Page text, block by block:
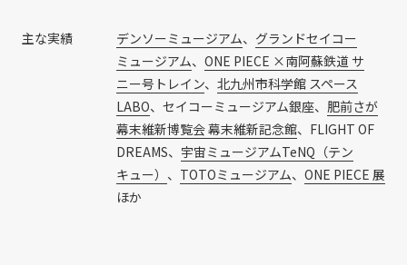
主な実績 デンソーミュージアム、 グランドセイコー
ミュージアム、 ONE PIECE ×南阿蘇鉄道 サ
ニー号トレイン、 北九州市科学館 スペース
LABO、セイコーミュージアム銀座、 肥前さが
幕末維新博覧会 幕末維新記念館、FLIGHT OF
DREAMS、 宇宙ミュージアムTeNQ（テン
キュー） 、 TOTOミュージアム、 ONE PIECE 展
ほか